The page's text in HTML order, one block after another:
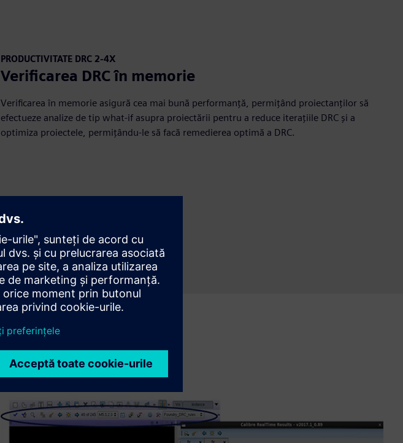
PRODUCTIVITATE DRC 2-4X
Verificarea DRC în memorie
Verificarea în memorie asigură cea mai bună performanță, permițând proiectanților să
efectueze analize de tip what-if asupra proiectării pentru a reduce iterațiile DRC și a
optimiza proiectele, permițându-le să facă remedierea optimă a DRC.